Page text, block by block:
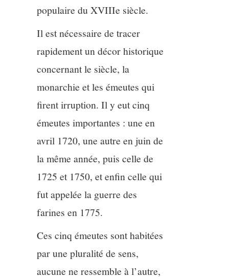
populaire du XVIIIe siècle.
Il est nécessaire de tracer
rapidement un décor historique
concernant le siècle, la
monarchie et les émeutes qui
firent irruption. Il y eut cinq
émeutes importantes : une en
avril 1720, une autre en juin de
la même année, puis celle de
1725 et 1750, et enfin celle qui
fut appelée la guerre des
farines en 1775.
Ces cinq émeutes sont habitées
par une pluralité de sens,
aucune ne ressemble à l’autre,